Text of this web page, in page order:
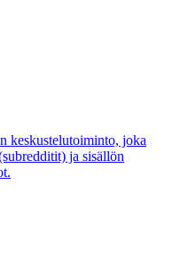
keskustelutoiminto, joka
ja sisällön